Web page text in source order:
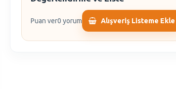
Puan ver0 yorum Alışveriş Listeme Ekle